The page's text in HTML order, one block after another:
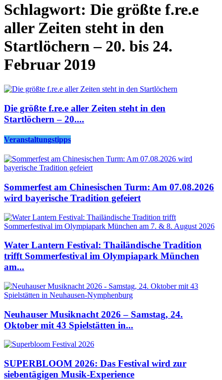
Schlagwort: Die größte f.re.e
aller Zeiten steht in den
Startlöchern – 20. bis 24.
Februar 2019
Die größte f.re.e aller Zeiten steht in den
Startlöchern – 20....
Veranstaltungstipps
Sommerfest am Chinesischen Turm: Am 07.08.2026
wird bayerische Tradition gefeiert
Water Lantern Festival: Thailändische Tradition
trifft Sommerfestival im Olympiapark München
am...
Neuhauser Musiknacht 2026 – Samstag, 24.
Oktober mit 43 Spielstätten in...
SUPERBLOOM 2026: Das Festival wird zur
siebentägigen Musik-Experience